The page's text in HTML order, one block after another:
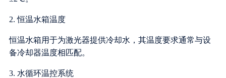
2. 恒温水箱温度
恒温水箱用于为激光器提供冷却水，其温度要求通常与设
备冷却器温度相匹配。
3. 水循环温控系统